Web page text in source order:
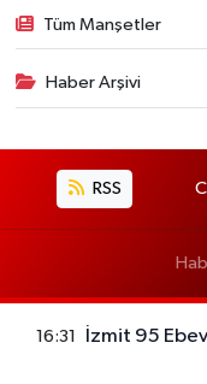
Tüm Manşetler
Haber Arşivi
RSS
16:31 İzmit 95